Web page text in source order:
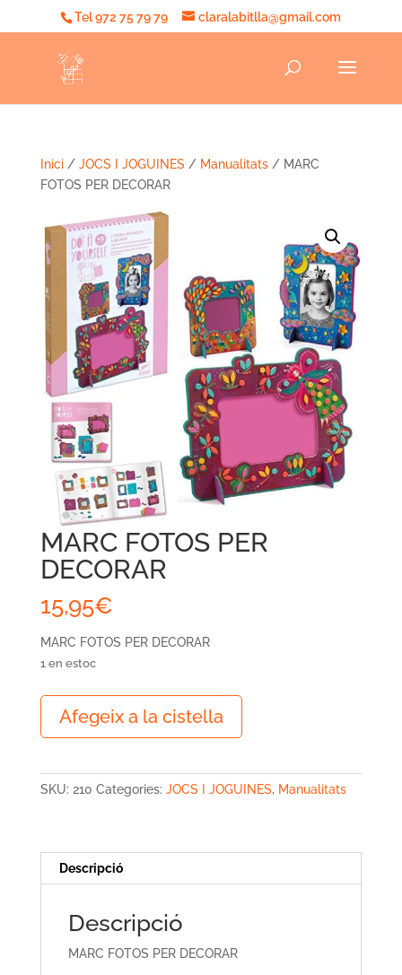
Tel 972 75 79 79 claralabitlla@gmail.com
Inici/ JOCS I JOGUINES / Manualitats/ MARC
FOTOS PER DECORAR
MARC FOTOS PER
DECORAR
15,95€
MARC FOTOS PER DECORAR
1 en estoc
PER
Afegeix a la cistella
SKU: 210 Categories: JOCS I JOGUINES, Manualitats
Descripció
Descripció
MARC FOTOS PER DECORAR